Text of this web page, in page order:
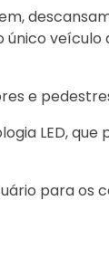
e
LED,
para os